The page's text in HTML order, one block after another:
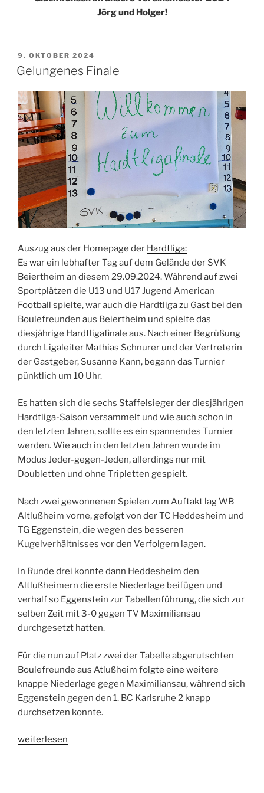
Jörg und Holger!
VERÖFFENTLICHT
AM
9. OKTOBER 2024
Gelungenes Finale
Auszug aus der Homepage der Hardtliga:
Es war ein lebhafter Tag auf dem Gelände der SVK
Beiertheim an diesem 29.09.2024. Während auf zwei
Sportplätzen die U13 und U17 Jugend American
Football spielte, war auch die Hardtliga zu Gast bei den
Boulefreunden aus Beiertheim und spielte das
diesjährige Hardtligafinale aus. Nach einer Begrüßung
durch Ligaleiter Mathias Schnurer und der Vertreterin
der Gastgeber, Susanne Kann, begann das Turnier
pünktlich um 10 Uhr.
Es hatten sich die sechs Staffelsieger der diesjährigen
Hardtliga-Saison versammelt und wie auch schon in
den letzten Jahren, sollte es ein spannendes Turnier
werden. Wie auch in den letzten Jahren wurde im
Modus Jeder-gegen-Jeden, allerdings nur mit
Doubletten und ohne Tripletten gespielt.
Nach zwei gewonnenen Spielen zum Auftakt lag WB
Altlußheim vorne, gefolgt von der TC Heddesheim und
TG Eggenstein, die wegen des besseren
Kugelverhältnisses vor den Verfolgern lagen.
In Runde drei konnte dann Heddesheim den
Altlußheimern die erste Niederlage beifügen und
verhalf so Eggenstein zur Tabellenführung, die sich zur
selben Zeit mit 3-0 gegen TV Maximiliansau
durchgesetzt hatten.
Für die nun auf Platz zwei der Tabelle abgerutschten
Boulefreunde aus Atlußheim folgte eine weitere
knappe Niederlage gegen Maximiliansau, während sich
Eggenstein gegen den 1. BC Karlsruhe 2 knapp
durchsetzen konnte.
„Gelungenes
weiterlesen